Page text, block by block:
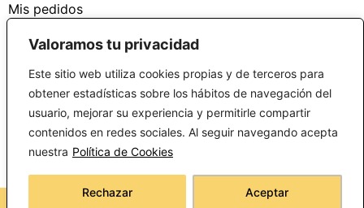
Valoramos tu privacidad
Este sitio web utiliza cookies propias y de terceros para
obtener estadísticas sobre los hábitos de navegación del
usuario, mejorar su experiencia y permitirle compartir
contenidos en redes sociales. Al seguir navegando acepta
nuestra Política de Cookies
Rechazar Aceptar
Mis pedidos
¿PODEMOS AYUDARTE?
Centro de ayuda
Preguntas frecuentes